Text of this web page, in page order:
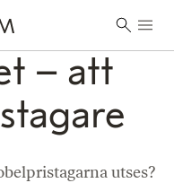
– att
utses?